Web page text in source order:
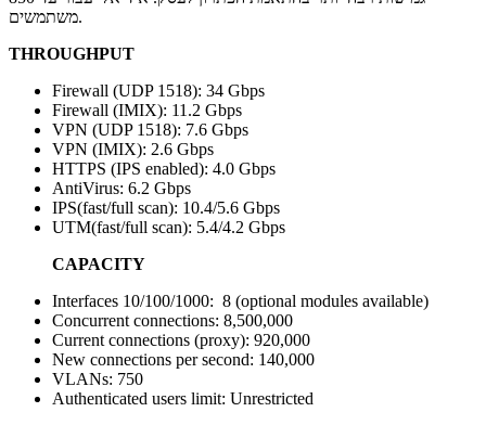
משתמשים.
THROUGHPUT
Firewall (UDP 1518): 34 Gbps
Firewall (IMIX): 11.2 Gbps
VPN (UDP 1518): 7.6 Gbps
VPN (IMIX): 2.6 Gbps
HTTPS (IPS enabled): 4.0 Gbps
AntiVirus: 6.2 Gbps
IPS(fast/full scan): 10.4/5.6 Gbps
UTM(fast/full scan): 5.4/4.2 Gbps
CAPACITY
Interfaces 10/100/1000: 8 (optional modules available)
Concurrent connections: 8,500,000
Current connections (proxy): 920,000
New connections per second: 140,000
VLANs: 750
Authenticated users limit: Unrestricted